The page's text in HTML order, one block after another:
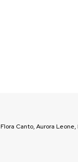
Flora Canto, Aurora